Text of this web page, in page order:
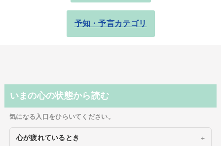
予知・予言カテゴリ
いまの心の状態から読む
気になる入口をひらいてください。
心が疲れているとき